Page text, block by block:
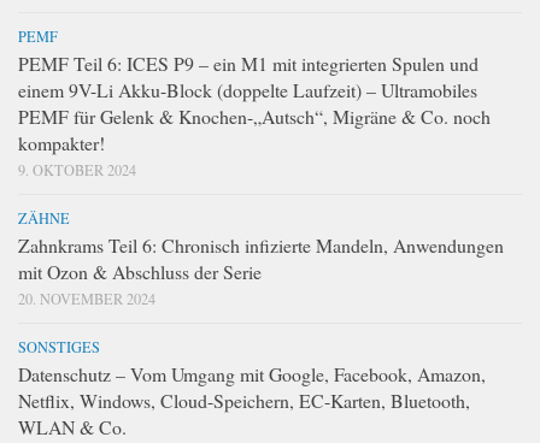
PEMF
PEMF Teil 6: ICES P9 – ein M1 mit integrierten Spulen und
einem 9V-Li Akku-Block (doppelte Laufzeit) – Ultramobiles
PEMF für Gelenk & Knochen-„Autsch“, Migräne & Co. noch
kompakter!
9. OKTOBER 2024
ZÄHNE
Zahnkrams Teil 6: Chronisch infizierte Mandeln, Anwendungen
mit Ozon & Abschluss der Serie
20. NOVEMBER 2024
SONSTIGES
Datenschutz – Vom Umgang mit Google, Facebook, Amazon,
Netflix, Windows, Cloud-Speichern, EC-Karten, Bluetooth,
WLAN & Co.